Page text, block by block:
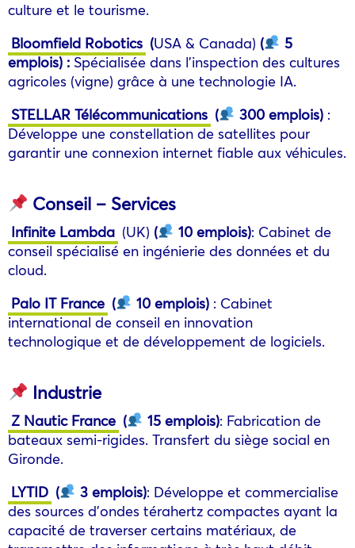
culture et le tourisme.
Bloomfield Robotics (USA & Canada) (
5
emplois) :Spécialisée dans l’inspection des cultures
agricoles (vigne) grâce à une technologie IA.
STELLAR Télécommunications ( 300 emplois):
Développe une constellation de satellites pour
garantir une connexion internet fiable aux véhicules.
Conseil – Services
Infinite Lambda (UK) ( 10 emplois): Cabinet de
conseil spécialisé en ingénierie des données et du
cloud.
Palo IT France ( 10 emplois): Cabinet
international de conseil en innovation
technologique et de développement de logiciels.
Industrie
Z Nautic France ( 15 emplois): Fabrication de
bateaux semi-rigides. Transfert du siège social en
Gironde.
LYTID ( 3 emplois): Développe et commercialise
des sources d’ondes térahertz compactes ayant la
capacité de traverser certains matériaux, de